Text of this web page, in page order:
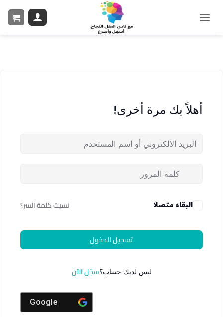
أهلاً بك مرة أخرى!
البقاء متصلا نسيت كلمة السر؟
تسجيل الدخول
ليس لديك حساب؟سجّل الآن
Google